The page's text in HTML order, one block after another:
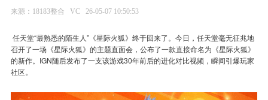
来源：18183整合 VC 26-05-07 10:50:53
任天堂“最熟悉的陌生人”《星际火狐》终于回来了。今日，任天堂毫无征兆地
召开了一场《星际火狐》的主题直面会，公布了一款直接命名为《星际火狐》
的新作。IGN随后发布了一支该游戏30年前后的进化对比视频，瞬间引爆玩家
社区。